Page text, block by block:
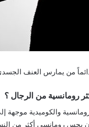
من يمارس العنف
رومانسية من الرجال ؟
والكوميدية
بحس رومانسي أكثر من